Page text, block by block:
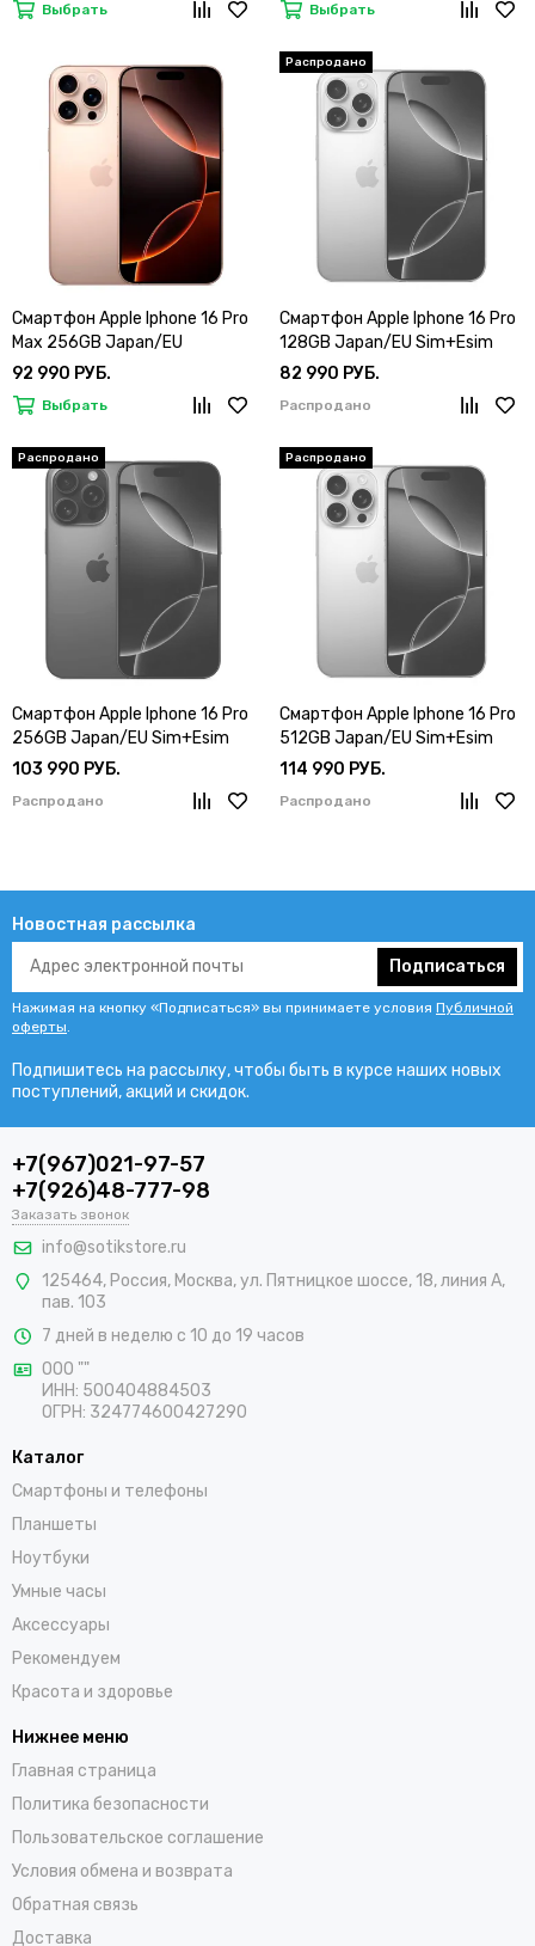
Выбрать Выбрать
Смартфон Apple Iphone 16 Pro
Max 256GB Japan/EU
Sim+Esim
92 990 РУБ.
Выбрать
Смартфон Apple Iphone 16 Pro
128GB Japan/EU Sim+Esim
82 990 РУБ.
Распродано
Смартфон Apple Iphone 16 Pro
256GB Japan/EU Sim+Esim
103 990 РУБ.
Распродано
Смартфон Apple Iphone 16 Pro
512GB Japan/EU Sim+Esim
114 990 РУБ.
Распродано
Новостная рассылка
Подписаться
Нажимая на кнопку «Подписаться» вы принимаете условия Публичной
оферты.
Подпишитесь на рассылку, чтобы быть в курсе наших новых
поступлений, акций и скидок.
+7(967)021-97-57
+7(926)48-777-98
Заказать звонок
info@sotikstore.ru
125464, Россия, Москва,ул. Пятницкое шоссе, 18, линия А,
пав. 103
7 дней в неделю с 10 до 19 часов
ООО ""
ИНН: 500404884503
ОГРН: 324774600427290
Каталог
Смартфоны и телефоны
Планшеты
Ноутбуки
Умные часы
Аксессуары
Рекомендуем
Красота и здоровье
Нижнее меню
Главная страница
Политика безопасности
Пользовательское соглашение
Условия обмена и возврата
Обратная связь
Доставка